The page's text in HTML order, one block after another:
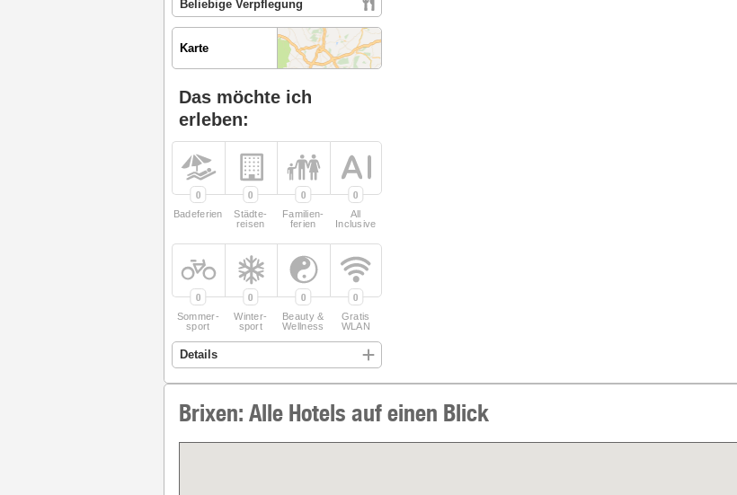
Karte
Das möchte ich
erleben:
0
Badeferien
0
Städte­
reisen
0
Familien­
ferien
0
All
Inclusive
0
Sommer­
sport
0
Winter­
sport
0
Beauty &
Wellness
0
Gratis
WLAN
Brixen: Alle Hotels auf einen Blick